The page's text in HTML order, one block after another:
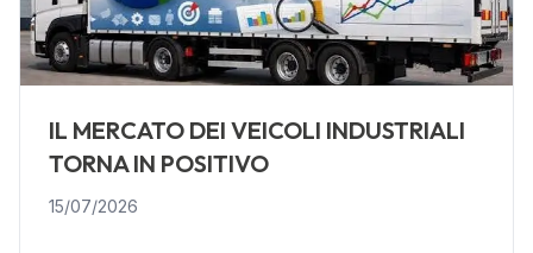
IL MERCATO DEI VEICOLI INDUSTRIALI
TORNA IN POSITIVO
15/07/2026